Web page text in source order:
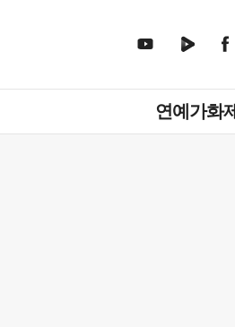
뉴
연예가화제